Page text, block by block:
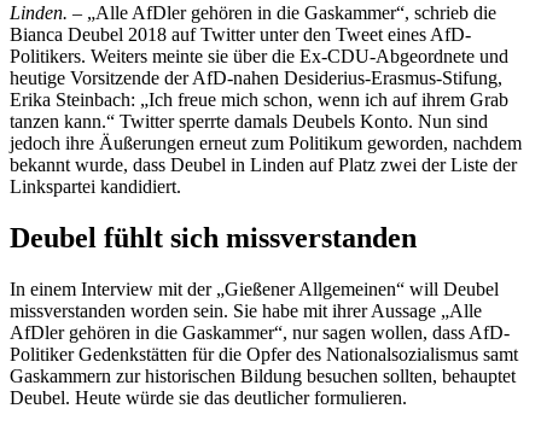
Linden. – „Alle AfDler gehören in die Gaskammer“, schrieb die
Bianca Deubel 2018 auf Twitter unter den Tweet eines AfD-
Politikers. Weiters meinte sie über die Ex-CDU-Abgeordnete und
heutige Vorsitzende der AfD-nahen Desiderius-Erasmus-Stifung,
Erika Steinbach: „Ich freue mich schon, wenn ich auf ihrem Grab
tanzen kann.“ Twitter sperrte damals Deubels Konto. Nun sind
jedoch ihre Äußerungen erneut zum Politikum geworden, nachdem
bekannt wurde, dass Deubel in Linden auf Platz zwei der Liste der
Linkspartei kandidiert.
Deubel fühlt sich missverstanden
In einem Interview mit der „Gießener Allgemeinen“ will Deubel
missverstanden worden sein. Sie habe mit ihrer Aussage „Alle
AfDler gehören in die Gaskammer“, nur sagen wollen, dass AfD-
Politiker Gedenkstätten für die Opfer des Nationalsozialismus samt
Gaskammern zur historischen Bildung besuchen sollten, behauptet
Deubel. Heute würde sie das deutlicher formulieren.